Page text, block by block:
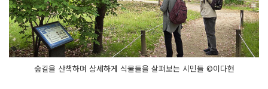
숲길을 산책하며 상세하게 식물들을 살펴보는 시민들 ©이다현